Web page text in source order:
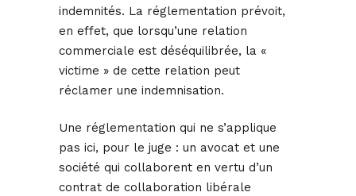
indemnités. La réglementation prévoit,
en effet, que lorsqu’une relation
commerciale est déséquilibrée, la «
victime » de cette relation peut
réclamer une indemnisation.
Une réglementation qui ne s’applique
pas ici, pour le juge : un avocat et une
société qui collaborent en vertu d’un
contrat de collaboration libérale